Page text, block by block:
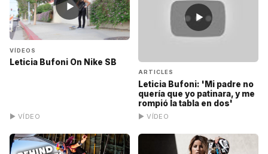
▶
VÍDEOS
Leticia Bufoni On Nike SB
▶ VÍDEO
▶
ARTICLES
Leticia Bufoni: 'Mi padre no
quería que yo patinara, y me
rompió la tabla en dos'
▶ VÍDEO